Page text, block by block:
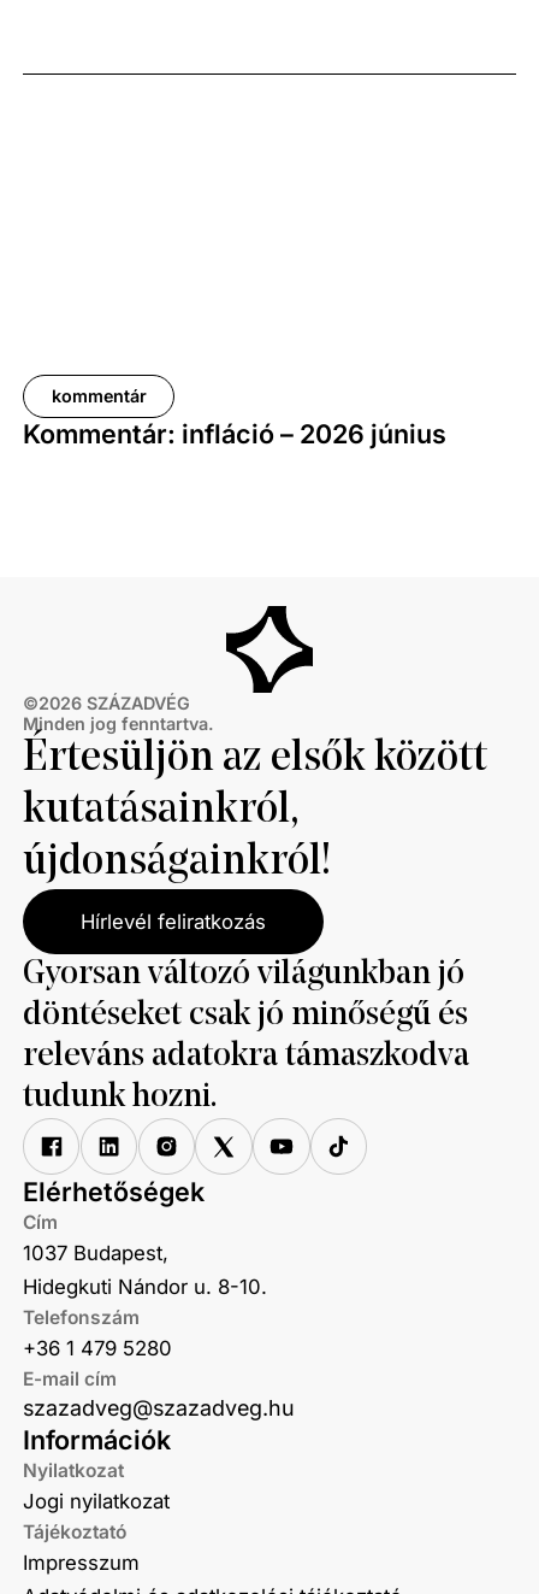
százalékot, a nettóé 11,0 százalékot tett ki, emellett
kommentár
Kommentár: infláció – 2026 június
©2026 SZÁZADVÉG
Minden jog fenntartva.
Értesüljön az elsők között
kutatásainkról,
újdonságainkról!
Hírlevél feliratkozás
Gyorsan változó világunkban jó
döntéseket csak jó minőségű és
releváns adatokra támaszkodva
tudunk hozni.
Információk
Nyilatkozat
Jogi nyilatkozat
Tájékoztató
Impresszum
Elérhetőségek
Cím
1037 Budapest,
Hidegkuti Nándor u. 8-10.
Telefonszám
+36 1 479 5280
E-mail cím
szazadveg@szazadveg.hu